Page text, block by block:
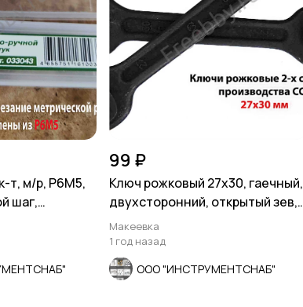
т, м/р, Р6М5,
шаг,
99 ₽
Ключ рожковый 27х30, гаечный,
двухсторонний, открытый зев,
СССР.
Макеевка
1 год назад
ООО "ИНСТРУМЕНТСНАБ"